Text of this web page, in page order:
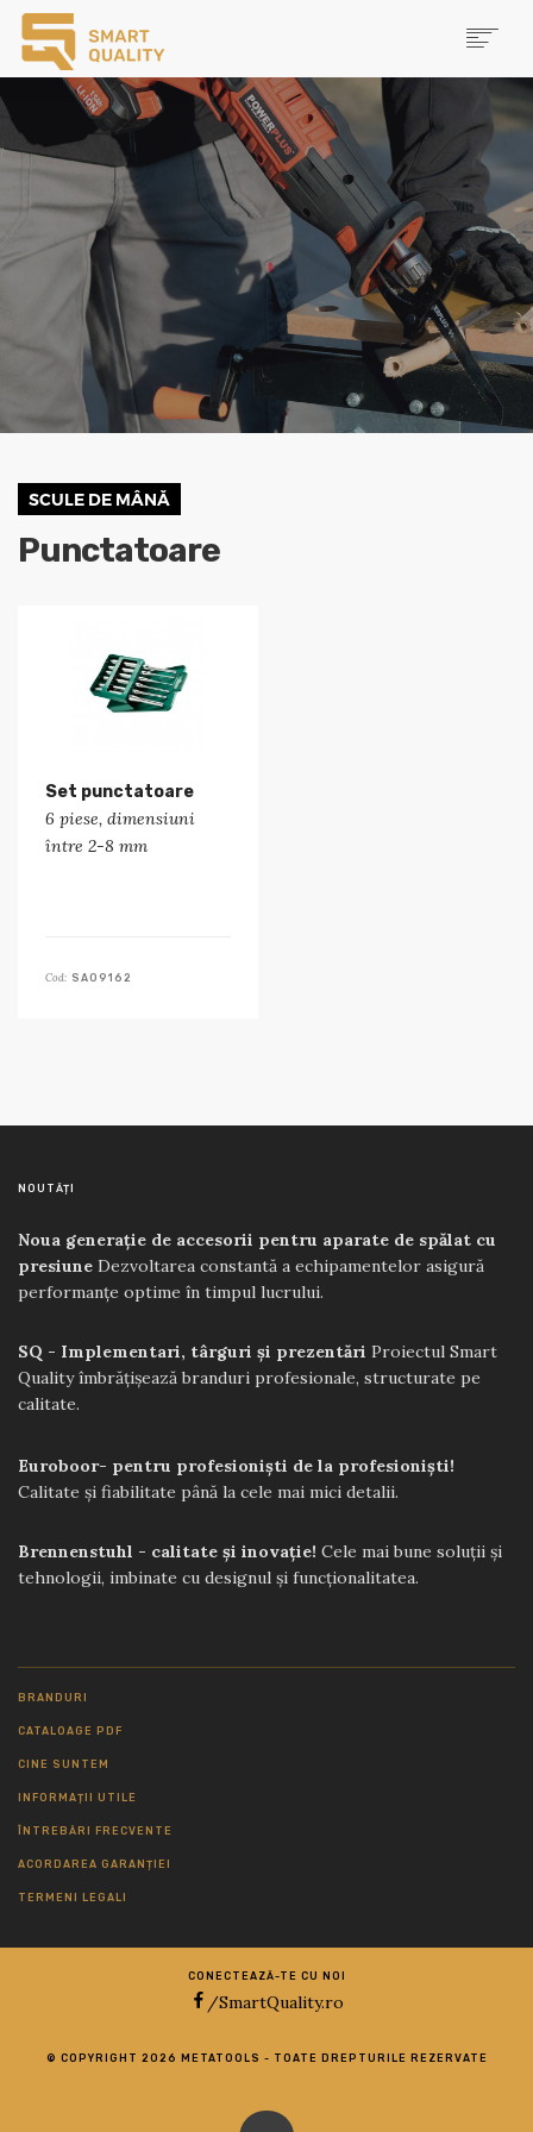
PRODUSE
NOUTĂȚI
MAI MULTE
SCULE DE MÂNĂ
Punctatoare
Set punctatoare
6 piese, dimensiuni
între 2-8 mm
Cod: SA09162
NOUTĂȚI
Noua generație de accesorii pentru aparate de spălat cu
presiune Dezvoltarea constantă a echipamentelor asigură
performanțe optime în timpul lucrului.
SQ - Implementari, târguri și prezentări Proiectul Smart
Quality îmbrățișează branduri profesionale, structurate pe
calitate.
Euroboor- pentru profesioniști de la profesioniști!
Calitate și fiabilitate până la cele mai mici detalii.
Brennenstuhl - calitate și inovație! Cele mai bune soluții și
tehnologii, imbinate cu designul și funcționalitatea.
BRANDURI
CATALOAGE PDF
CINE SUNTEM
INFORMAȚII UTILE
ÎNTREBĂRI FRECVENTE
ACORDAREA GARANȚIEI
TERMENI LEGALI
CONECTEAZĂ-TE CU NOI
/SmartQuality.ro
© COPYRIGHT 2026 METATOOLS - TOATE DREPTURILE REZERVATE